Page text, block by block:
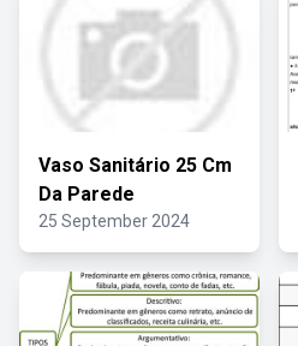
Vaso Sanitário 25 Cm
Da Parede
25 September 2024